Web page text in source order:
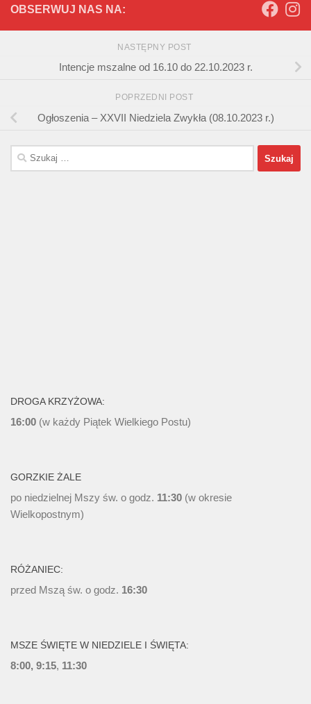
OBSERWUJ NAS NA:
NASTĘPNY POST
Intencje mszalne od 16.10 do 22.10.2023 r.
POPRZEDNI POST
Ogłoszenia – XXVII Niedziela Zwykła (08.10.2023 r.)
Szukaj:
DROGA KRZYŻOWA:
16:00 (w każdy Piątek Wielkiego Postu)
GORZKIE ŻALE
po niedzielnej Mszy św. o godz. 11:30 (w okresie
Wielkopostnym)
RÓŻANIEC:
przed Mszą św. o godz. 16:30
MSZE ŚWIĘTE W NIEDZIELE I ŚWIĘTA:
8:00, 9:15, 11:30